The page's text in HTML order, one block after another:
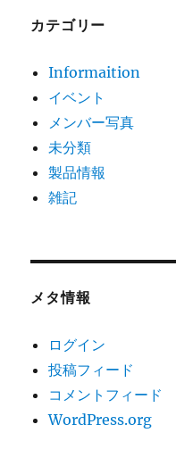
カテゴリー
Informaition
イベント
メンバー写真
未分類
製品情報
雑記
メタ情報
ログイン
投稿フィード
コメントフィード
WordPress.org